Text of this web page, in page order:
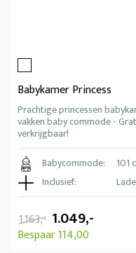
Babykamer Princess
Prachtige princessen
vakken baby commode -
verkrijgbaar!
Babycommode:
101
Inclusief:
1.163,- 1.049,-
Bespaar 114,00